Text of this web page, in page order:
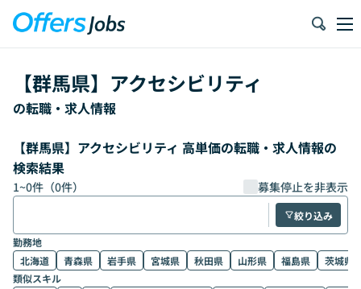
【群馬県】 アクセシビリティ
の転職・求人情報
【群馬県】アクセシビリティ 高単価の転職・求人情報の
検索結果
1~0件（0件） 募集停止を非表示
絞り込み
勤務地
北海道
青森県 岩手県 宮城県 秋田県 山形県 福島県
茨城県
類似スキル